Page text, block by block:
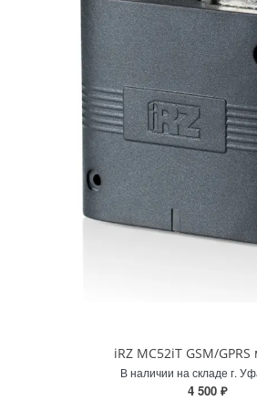
iRZ MC52iT GSM/
В наличии на складе г.
4 500 ₽